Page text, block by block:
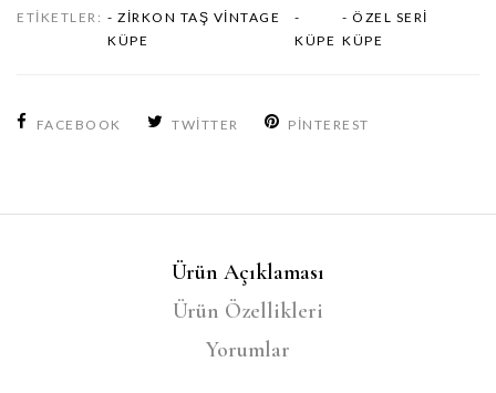
ETIKETLER: - ZIRKON TAŞ VINTAGE
KÜPE
-
KÜPE
- ÖZEL SERI
KÜPE
FACEBOOK TWITTER PINTEREST
Ürün Açıklaması
Ürün Özellikleri
Yorumlar